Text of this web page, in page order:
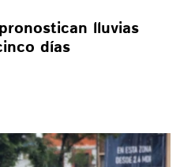
lluvias
días